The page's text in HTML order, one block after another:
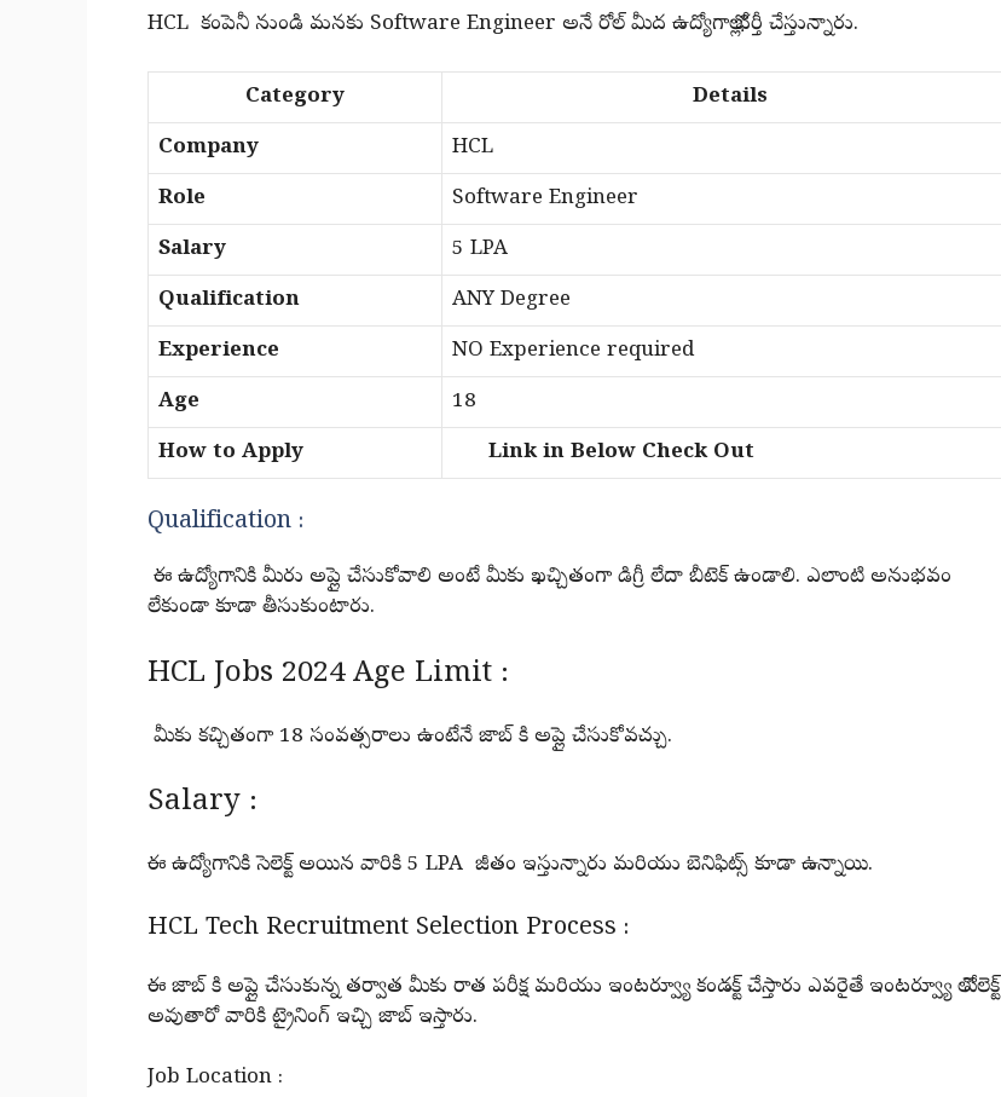
HCL కంపెనీ నుండి మనకు Software Engineer అనే రోల్ మీద ఉద్యోగాల్లో భర్తీ చేస్తున్నారు.
Category
Details
Company
HCL
Role
Software Engineer
Salary
5 LPA
Qualification
ANY Degree
Experience
NO Experience required
Age
18
How to Apply
Link in Below Check Out
Qualification :
ఈ ఉద్యోగానికి మీరు అప్లై చేసుకోవాలి అంటే మీకు ఖచ్చితంగా డిగ్రీ లేదా బీటెక్ ఉండాలి. ఎలాంటి అనుభవం
లేకుండా కూడా తీసుకుంటారు.
HCL Jobs 2024 Age Limit :
మీకు కచ్చితంగా 18 సంవత్సరాలు ఉంటేనే జాబ్ కి అప్లై చేసుకోవచ్చు.
Salary :
ఈ ఉద్యోగానికి సెలెక్ట్ అయిన వారికి 5 LPA జీతం ఇస్తున్నారు మరియు బెనిఫిట్స్ కూడా ఉన్నాయి.
HCL Tech Recruitment Selection Process :
ఈ జాబ్ కి అప్లై చేసుకున్న తర్వాత మీకు రాత పరీక్ష మరియు ఇంటర్వ్యూ కండక్ట్ చేస్తారు ఎవరైతే ఇంటర్వ్యూ లో సెలెక్ట్
అవుతారో వారికి ట్రైనింగ్ ఇచ్చి జాబ్ ఇస్తారు.
Job Location :